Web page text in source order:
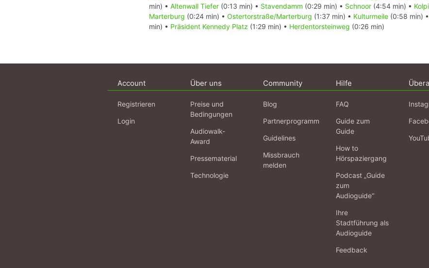
min) • Altenwall Tiefer (0:13 min) • Stavendamm (0:29 min) • Schnoor (4:54 min) •
Marterburg (0:24 min) • Ostertorstraße/Marterburg (1:37 min) • Kulturmeile (0:58 min) •
min) • Präsident Kennedy Platz (1:29 min) • Herdentorsteinweg (0:26 min)
Account
Registrieren
Login
Über uns
Preise und
Bedingungen
Audiowalk-
Award
Pressematerial
Technologie
Community
Blog
Partnerprogramm
Guidelines
Missbrauch
melden
Hilfe
FAQ
Guide zum
Guide
How to
Hörspaziergang
Podcast „Guide
zum
Audioguide“
Ihre
Stadtführung als
Audioguide
Feedback